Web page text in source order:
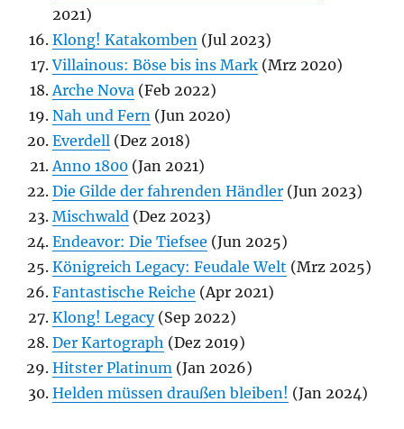
2021)
Klong! Katakomben (Jul 2023)
Villainous: Böse bis ins Mark (Mrz 2020)
Arche Nova (Feb 2022)
Nah und Fern (Jun 2020)
Everdell (Dez 2018)
Anno 1800 (Jan 2021)
Die Gilde der fahrenden Händler (Jun 2023)
Mischwald (Dez 2023)
Endeavor: Die Tiefsee (Jun 2025)
Königreich Legacy: Feudale Welt (Mrz 2025)
Fantastische Reiche (Apr 2021)
Klong! Legacy(Sep 2022)
Der Kartograph (Dez 2019)
Hitster Platinum (Jan 2026)
Helden müssen draußen bleiben! (Jan 2024)